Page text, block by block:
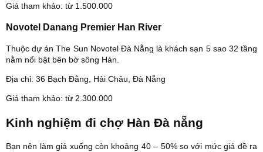
Giá tham khảo: từ 1.500.000
Novotel Danang Premier Han River
Thuộc dự án The Sun Novotel Đà Nẵng là khách sạn 5 sao 32 tầng
nằm nổi bật bên bờ sông Hàn.
Địa chỉ: 36 Bạch Đằng, Hải Châu, Đà Nẵng
Giá tham khảo: từ 2.300.000
Kinh nghiệm đi chợ Hàn Đà nẵng
Bạn nên làm giá xuống còn khoảng 40 – 50% so với mức giá đề ra